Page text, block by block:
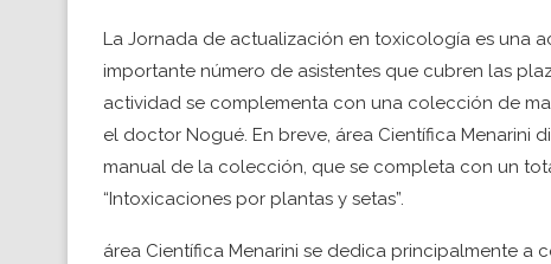
La Jornada de actualización en toxicología es una
importante número de asistentes que cubren las
actividad se complementa con una colección de
el doctor Nogué. En breve, área Científica Menarini
manual de la colección, que se completa con un
“Intoxicaciones por plantas y setas”.
área Científica Menarini se dedica principalmente a